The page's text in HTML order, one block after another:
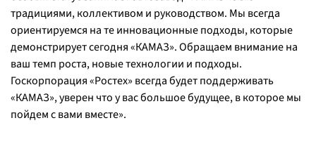
традициями, коллективом и руководством. Мы всегда
ориентируемся на те инновационные подходы, которые
демонстрирует сегодня «КАМАЗ». Обращаем внимание на
ваш темп роста, новые технологии и подходы.
Госкорпорация «Ростех» всегда будет поддерживать
«КАМАЗ», уверен что у вас большое будущее, в которое мы
пойдем с вами вместе».